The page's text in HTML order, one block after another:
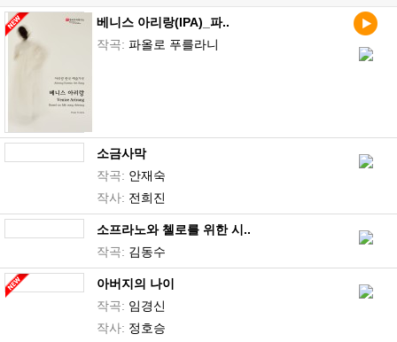
베니스 아리랑(IPA)_파..
작곡: 파올로 푸를라니
소금사막
작곡: 안재숙
작사: 전희진
소프라노와 첼로를 위한 시..
작곡: 김동수
아버지의 나이
작곡: 임경신
작사: 정호승